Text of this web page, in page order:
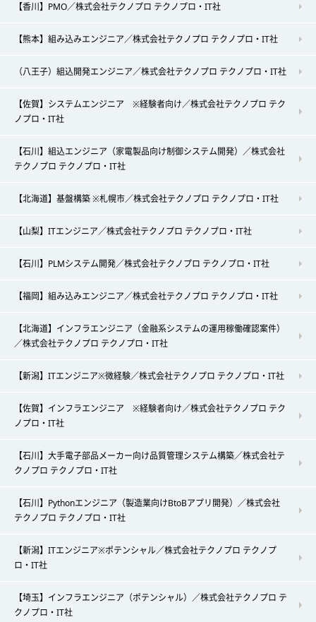
【香川】PMO／株式会社テクノプロ テクノプロ・IT社
【熊本】組み込みエンジニア／株式会社テクノプロ テクノプロ・IT社
（八王子）組込開発エンジニア／株式会社テクノプロ テクノプロ・IT社
【佐賀】システムエンジニア ※経験者向け／株式会社テクノプロ テク
ノプロ・IT社
【石川】組込エンジニア（家電製品向け制御システム開発）／株式会社
テクノプロ テクノプロ・IT社
【北海道】基盤構築 ※札幌市／株式会社テクノプロ テクノプロ・IT社
【山梨】ITエンジニア／株式会社テクノプロ テクノプロ・IT社
【石川】PLMシステム開発／株式会社テクノプロ テクノプロ・IT社
【福岡】組み込みエンジニア／株式会社テクノプロ テクノプロ・IT社
【北海道】インフラエンジニア（金融系システムの運用稼働確認案件）
／株式会社テクノプロ テクノプロ・IT社
【新潟】ITエンジニア※微経験／株式会社テクノプロ テクノプロ・IT社
【佐賀】インフラエンジニア ※経験者向け／株式会社テクノプロ テク
ノプロ・IT社
【石川】大手電子部品メーカー向け品質管理システム構築／株式会社テ
クノプロ テクノプロ・IT社
【石川】Pythonエンジニア（製造業向けBtoBアプリ開発）／株式会社
テクノプロ テクノプロ・IT社
【新潟】ITエンジニア※ポテンシャル／株式会社テクノプロ テクノプ
ロ・IT社
【埼玉】インフラエンジニア（ポテンシャル）／株式会社テクノプロ テ
クノプロ・IT社